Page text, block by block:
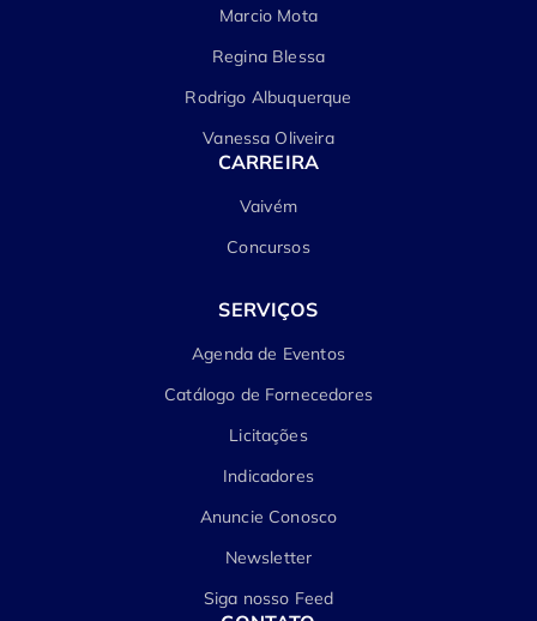
Marcio Mota
Regina Blessa
Rodrigo Albuquerque
Vanessa Oliveira
CARREIRA
Vaivém
Concursos
SERVIÇOS
Agenda de Eventos
Catálogo de Fornecedores
Licitações
Indicadores
Anuncie Conosco
Newsletter
Siga nosso Feed